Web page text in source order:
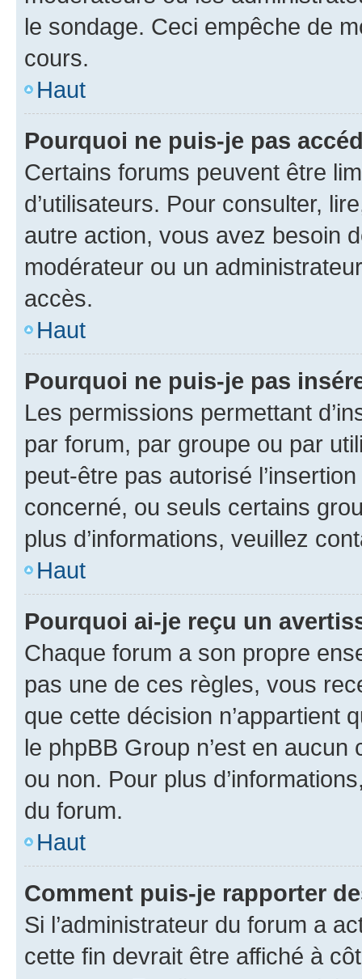
le sondage. Ceci empêche de
cours.
Haut
Pourquoi ne puis-je pas
Certains forums peuvent être
d’utilisateurs. Pour consulter,
autre action, vous avez besoin
modérateur ou un
accès.
Haut
Pourquoi ne puis-je pas
Les permissions permettant
par forum, par groupe ou par
peut-être pas autorisé
concerné, ou seuls certains
plus d’informations, veuillez
Haut
Pourquoi ai-je reçu un
Chaque forum a son propre
pas une de ces règles, vous
que cette décision n’appartient
le phpBB Group n’est en
ou non. Pour plus
du forum.
Haut
Comment puis-je rapporter
Si l’administrateur du forum a
cette fin devrait être affiché à